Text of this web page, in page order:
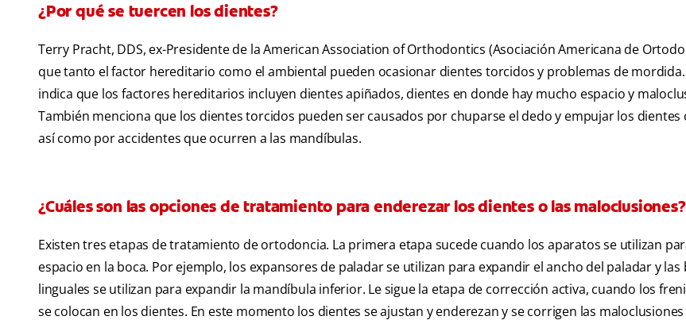
¿Por qué se tuercen los dientes?
Terry Pracht, DDS, ex-Presidente de la American Association of Orthodontics (Asociación Americana de
que tanto el factor hereditario como el ambiental pueden ocasionar dientes torcidos y problemas de mordida.
indica que los factores hereditarios incluyen dientes apiñados, dientes en donde hay mucho espacio y
También menciona que los dientes torcidos pueden ser causados por chuparse el dedo y empujar los dientes
así como por accidentes que ocurren a las mandíbulas.
¿Cuáles son las opciones de tratamiento para enderezar los dientes o las maloclusiones?
Existen tres etapas de tratamiento de ortodoncia. La primera etapa sucede cuando los aparatos se utilizan
espacio en la boca. Por ejemplo, los expansores de paladar se utilizan para expandir el ancho del paladar y las
linguales se utilizan para expandir la mandíbula inferior. Le sigue la etapa de corrección activa, cuando los
se colocan en los dientes. En este momento los dientes se ajustan y enderezan y se corrigen las